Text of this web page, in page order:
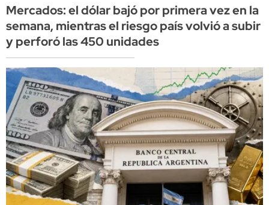
Mercados: el dólar bajó por primera vez en la
semana, mientras el riesgo país volvió a subir
y perforó las 450 unidades